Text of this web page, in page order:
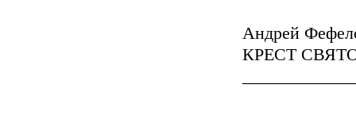
Андрей
КРЕСТ